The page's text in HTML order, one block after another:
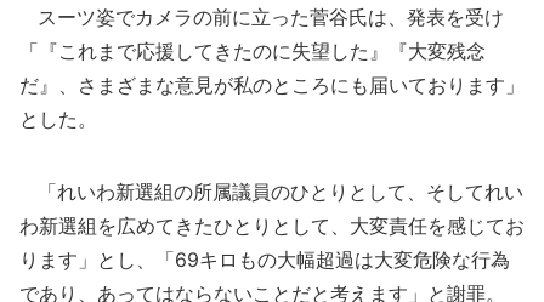
スーツ姿でカメラの前に立った菅谷氏は、発表を受け
「『これまで応援してきたのに失望した』『大変残念
だ』、さまざまな意見が私のところにも届いております」
とした。
「れいわ新選組の所属議員のひとりとして、そしてれい
わ新選組を広めてきたひとりとして、大変責任を感じてお
ります」とし、「69キロもの大幅超過は大変危険な行為
であり、あってはならないことだと考えます」と謝罪。